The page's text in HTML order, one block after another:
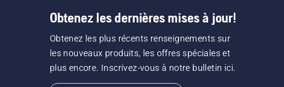
Obtenez les dernières mises à jour!
Obtenez les plus récents renseignements sur
les nouveaux produits, les offres spéciales et
plus encore. Inscrivez-vous à notre bulletin ici.